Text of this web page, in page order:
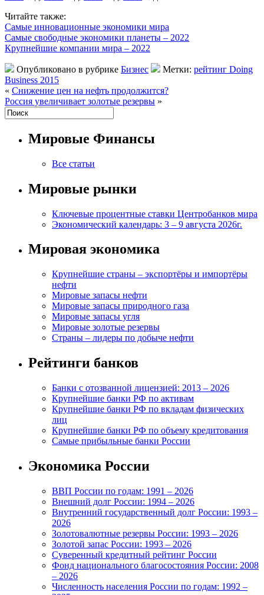
Читайте также:
Самые инновационные экономики мира
Самые свободные экономики планеты – 2022
Крупнейшие компании мира – 2022
Опубликовано в рубрике Бизнес Метки: рейтинг Doing
Business 2015
« Снижение цен на нефть продолжится?
Россия увеличивает золотые резервы »
Мировые Финансы
Все статьи
Мировые рынки
Ключевые процентные ставки Центробанков мира
Экономический календарь: 3 – 9 августа 2026г.
Мировая экономика
Крупнейшие страны – экспортёры и импортёры
нефти
Мировые запасы нефти
Мировые запасы природного газа
Мировые запасы угля
Мировые золотые резервы
Страны – лидеры по добыче нефти
Рейтинги банков
Банки с отозванной лицензией: 2013 – 2026
Крупнейшие банки РФ по активам
Крупнейшие банки РФ по вкладам физических
лиц
Крупнейшие банки РФ по объему кредитования
Самые прибыльные банки России
Экономика России
ВВП России по годам: 1991 – 2026
Внешний долг России: 1994 – 2026
Внутренний государственный долг России: 1993 –
2026
Золотовалютные резервы России: 1993 – 2026
Золотой запас России: 1993 – 2026
Суверенный кредитный рейтинг России
Фонд национального благосостояния России: 2008
– 2026
Численность населения России по годам: 1992 –